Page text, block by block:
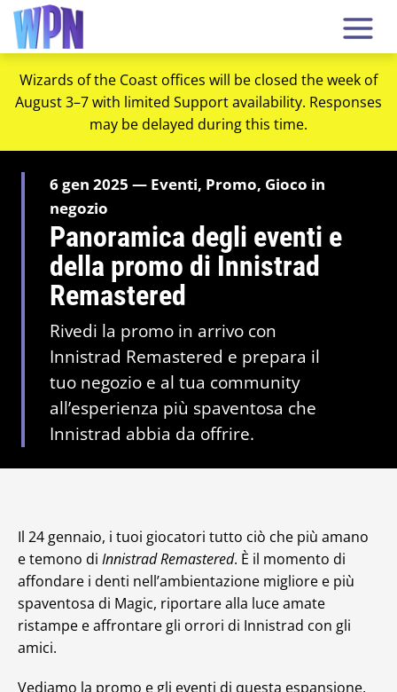
Wizards of the Coast offices will be closed the week of
August 3–7 with limited Support availability. Responses
may be delayed during this time.
6 gen 2025 — Eventi, Promo, Gioco in
negozio
Panoramica degli eventi e
della promo di Innistrad
Remastered
Rivedi la promo in arrivo con
Innistrad Remastered e prepara il
tuo negozio e al tua community
all’esperienza più spaventosa che
Innistrad abbia da offrire.
Il 24 gennaio, i tuoi giocatori tutto ciò che più amano
e temono di Innistrad Remastered. È il momento di
affondare i denti nell’ambientazione migliore e più
spaventosa di Magic, riportare alla luce amate
ristampe e affrontare gli orrori di Innistrad con gli
amici.
Vediamo la promo e gli eventi di questa espansione.